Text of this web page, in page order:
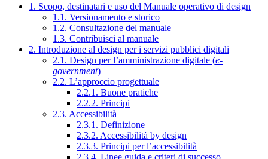
1. Scopo, destinatari e uso del Manuale operativo di design
1.1. Versionamento e storico
1.2. Consultazione del manuale
1.3. Contribuisci al manuale
2. Introduzione al design per i servizi pubblici digitali
2.1. Design per l’amministrazione digitale (e-
government)
2.2. L’approccio progettuale
2.2.1. Buone pratiche
2.2.2. Principi
2.3. Accessibilità
2.3.1. Definizione
2.3.2. Accessibilità by design
2.3.3. Principi per l’accessibilità
2.3.4. Linee guida e criteri di successo